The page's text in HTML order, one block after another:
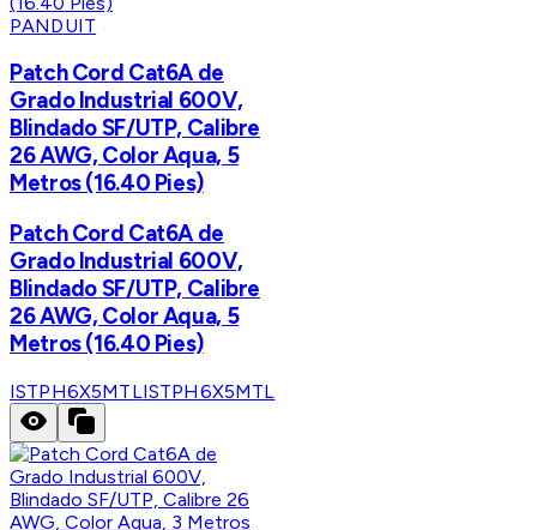
PANDUIT
Patch Cord Cat6A de
Grado Industrial 600V,
Blindado SF/UTP, Calibre
26 AWG, Color Aqua, 5
Metros (16.40 Pies)
Patch Cord Cat6A de
Grado Industrial 600V,
Blindado SF/UTP, Calibre
26 AWG, Color Aqua, 5
Metros (16.40 Pies)
ISTPH6X5MTLISTPH6X5MTL